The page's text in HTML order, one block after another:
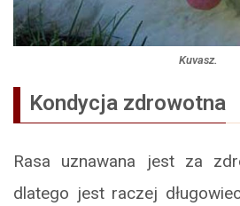
Kuvasz.
Kondycja zdrowotna
Rasa uznawana jest za
dlatego jest raczej